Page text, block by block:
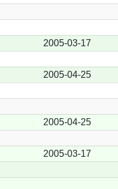
2005-03-17
2005-04-25
2005-04-25
2005-03-17